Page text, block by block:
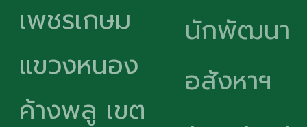
เพชรเกษม
แขวงหนอง
ค้างพลู เขต
นักพัฒนา
อสังหาฯ